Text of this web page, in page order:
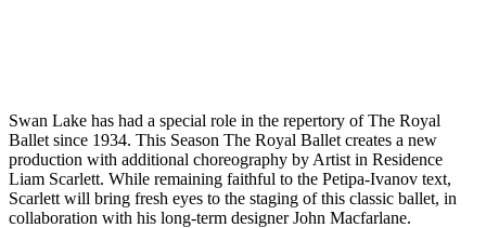
Swan Lake has had a special role in the repertory of The Royal
Ballet since 1934. This Season The Royal Ballet creates a new
production with additional choreography by Artist in Residence
Liam Scarlett. While remaining faithful to the Petipa-Ivanov text,
Scarlett will bring fresh eyes to the staging of this classic ballet, in
collaboration with his long-term designer John Macfarlane.